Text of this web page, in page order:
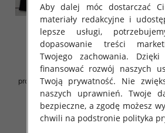
Komplet damskie (Włoskie
produkt) Roz Standard, Mix Kolor
Paczka 5 szt
92.00 zł
szczegóły
Aby dalej móc dostarczać
materiały redakcyjne i
lepsze usługi,
dopasowanie treści
Twojego zachowania.
finansować rozwój naszych
Twoją prywatność. Nie
naszych uprawnień. Twoje
bezpieczne, a zgodę możesz
chwili na podstronie polityka